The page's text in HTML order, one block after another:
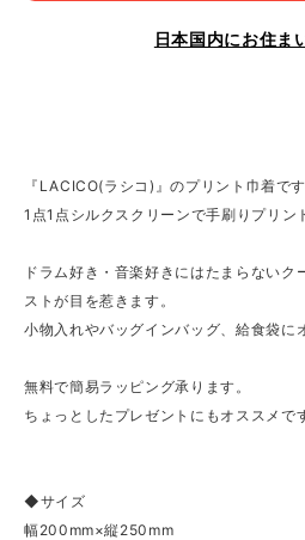
日本国内にお住ま
『LACICO(ラシコ)』のプリント巾着です
1点1点シルクスクリーンで手刷りプリン
ドラム好き・音楽好きにはたまらないク
ストが目を惹きます。
小物入れやバッグインバッグ、給食袋に
無料で簡易ラッピング承ります。
ちょっとしたプレゼントにもオススメで
◆サイズ
幅200mm×縦250mm